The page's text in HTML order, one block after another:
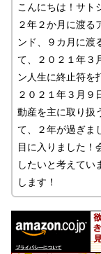
こんにちは！サト
２年２か月に渡る
ンド、９カ月に渡
て、２０２１年３
ン人生に終止符を
２０２１年３月９
動産を主に取り扱
て、２年が過ぎま
目に入りました！
したいと考えてい
します！